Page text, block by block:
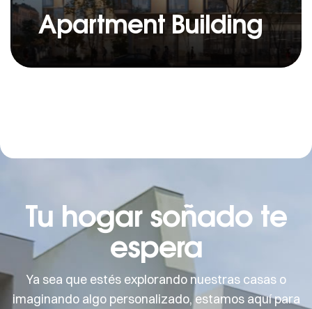
Apartment Building
Tu hogar soñado te
espera
Ya sea que estés explorando nuestras casas o
imaginando algo personalizado, estamos aquí para